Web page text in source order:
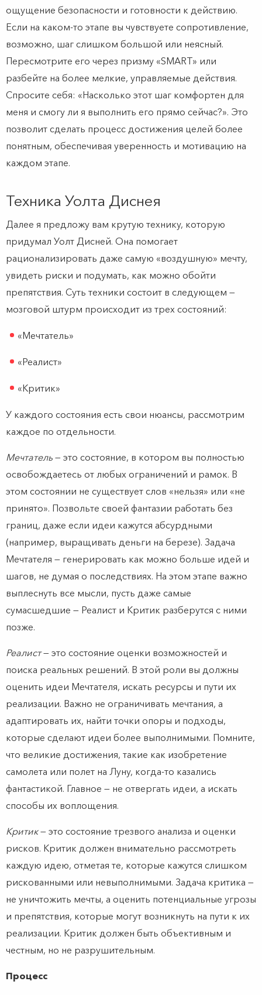
ощущение безопасности и готовности к действию.
Если на каком-то этапе вы чувствуете сопротивление,
возможно, шаг слишком большой или неясный.
Пересмотрите его через призму «SMART» или
разбейте на более мелкие, управляемые действия.
Спросите себя: «Насколько этот шаг комфортен для
меня и смогу ли я выполнить его прямо сейчас?». Это
позволит сделать процесс достижения целей более
понятным, обеспечивая уверенность и мотивацию на
каждом этапе.
Техника Уолта Диснея
Далее я предложу вам крутую технику, которую
придумал Уолт Дисней. Она помогает
рационализировать даже самую «воздушную» мечту,
увидеть риски и подумать, как можно обойти
препятствия. Суть техники состоит в следующем —
мозговой штурм происходит из трех состояний:
«Мечтатель»
«Реалист»
«Критик»
У каждого состояния есть свои нюансы, рассмотрим
каждое по отдельности.
Мечтатель — это состояние, в котором вы полностью
освобождаетесь от любых ограничений и рамок. В
этом состоянии не существует слов «нельзя» или «не
принято». Позвольте своей фантазии работать без
границ, даже если идеи кажутся абсурдными
(например, выращивать деньги на березе). Задача
Мечтателя — генерировать как можно больше идей и
шагов, не думая о последствиях. На этом этапе важно
выплеснуть все мысли, пусть даже самые
сумасшедшие — Реалист и Критик разберутся с ними
позже.
Реалист— это состояние оценки возможностей и
поиска реальных решений. В этой роли вы должны
оценить идеи Мечтателя, искать ресурсы и пути их
реализации. Важно не ограничивать мечтания, а
адаптировать их, найти точки опоры и подходы,
которые сделают идеи более выполнимыми. Помните,
что великие достижения, такие как изобретение
самолета или полет на Луну, когда-то казались
фантастикой. Главное — не отвергать идеи, а искать
способы их воплощения.
Критик— это состояние трезвого анализа и оценки
рисков. Критик должен внимательно рассмотреть
каждую идею, отметая те, которые кажутся слишком
рискованными или невыполнимыми. Задача критика —
не уничтожить мечты, а оценить потенциальные угрозы
и препятствия, которые могут возникнуть на пути к их
реализации. Критик должен быть объективным и
честным, но не разрушительным.
Процесс